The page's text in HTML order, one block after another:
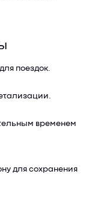
поездок.
временем
для сохранения